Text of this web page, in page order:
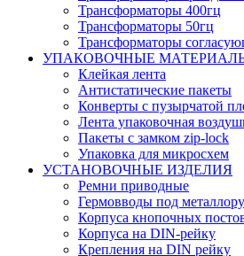
Трансформаторы 400гц
Трансформаторы 50гц
Трансформаторы
УПАКОВОЧНЫЕ
Клейкая лента
Антистатические пакеты
Конверты с пузырчатой
Лента упаковочная
Пакеты с замком zip-lock
Упаковка для микросхем
УСТАНОВОЧНЫЕ ИЗДЕЛИЯ
Ремни приводные
Гермовводы под
Корпуса кнопочных
Корпуса на DIN-рейку
Крепления на DIN рейку